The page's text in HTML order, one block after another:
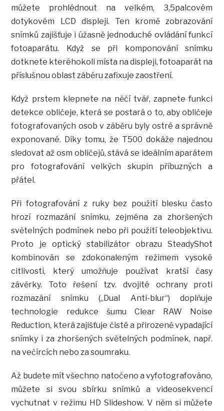
můžete prohlédnout na velkém, 3,5palcovém
dotykovém LCD displeji. Ten kromě zobrazování
snímků zajišťuje i úžasně jednoduché ovládání funkcí
fotoaparátu. Když se při komponování snímku
dotknete kteréhokoli místa na displeji, fotoaparát na
příslušnou oblast záběru zafixuje zaostření.
Když prstem klepnete na něčí tvář, zapnete funkci
detekce obličeje, která se postará o to, aby obličeje
fotografovaných osob v záběru byly ostré a správně
exponované. Díky tomu, že T500 dokáže najednou
sledovat až osm obličejů, stává se ideálním aparátem
pro fotografování velkých skupin příbuzných a
přátel.
Při fotografování z ruky bez použití blesku často
hrozí rozmazání snímku, zejména za zhoršených
světelných podmínek nebo při použití teleobjektivu.
Proto je optický stabilizátor obrazu SteadyShot
kombinován se zdokonaleným režimem vysoké
citlivosti, který umožňuje používat kratší časy
závěrky. Toto řešení tzv. dvojité ochrany proti
rozmazání snímku („Dual Anti-blur“) doplňuje
technologie redukce šumu Clear RAW Noise
Reduction, která zajišťuje čisté a přirozeně vypadající
snímky i za zhoršených světelných podmínek, např.
na večírcích nebo za soumraku.
Až budete mít všechno natočeno a vyfotografováno,
můžete si svou sbírku snímků a videosekvencí
vychutnat v režimu HD Slideshow. V něm si můžete